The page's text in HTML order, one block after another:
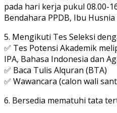
pada hari kerja pukul 08.00-
Bendahara PPDB, Ibu Husnia
5. Mengikuti Tes Seleksi
✅ Tes Potensi Akademik
IPA, Bahasa Indonesia dan
✅ Baca Tulis Alquran (BTA)
✅ Wawancara (calon wali
6. Bersedia mematuhi tata